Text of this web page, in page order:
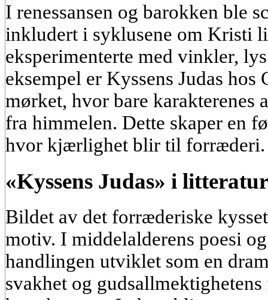
I renessansen og barokken ble
inkludert i syklusene om Kristi
eksperimenterte med vinkler,
eksempel er Kyssens Judas
mørket, hvor bare karakterenes
fra himmelen. Dette skaper en
hvor kjærlighet blir til forræderi.
«Kyssens Judas» i
Bildet av det forræderiske
motiv. I middelalderens poesi
handlingen utviklet som en
svakhet og